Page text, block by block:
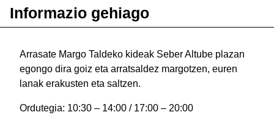
Informazio gehiago
Arrasate Margo Taldeko kideak Seber Altube plazan
egongo dira goiz eta arratsaldez margotzen, euren
lanak erakusten eta saltzen.
Ordutegia: 10:30 – 14:00 / 17:00 – 20:00